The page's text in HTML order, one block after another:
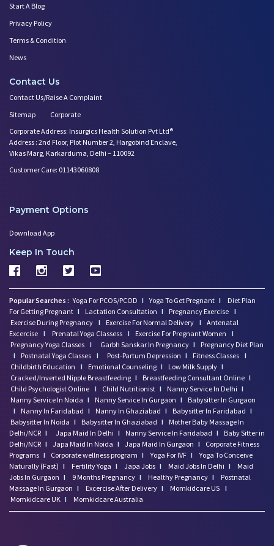
Start A Blog
Privacy Policy
Terms & Condition
News
Contact Us
Contact Us/Raise A Complaint
Sitemap
Corporate
Corporate Address: Insurgics Health Solution Pvt Ltd®
Address : 2nd Floor, Plot Number 2, Hargobind Enclave,
Vikas Marg, Karkarduma, Delhi – 110092
Customer Care: 01143060808
Payment Options
Download App
Keep In Touch
Popular Searches : Yoga For PCOS/PCOD I Yoga To Get Pregnant I
Diet Plan
For Getting Pregnant I Lactation Consultation I Pregnancy Exercise I
Exercise During Pregnancy I Exercise For Normal Delivery I Antenatal
Excercise I Prenatal Yoga Classess I Exercise For Pregnant Women
I
Pregnancy Yoga Classes I Garbh Sanskar In Pregnancy I
Pregnancy Diet Plan
I
Postnatal Yoga Classes I Post-Partum Depression I Fitness Classes I
Childbirth Education
I Emotional Counseling I Low Milk Supply I
Cracked/Inverted Nipple Breastfeeding I Breastfeeding Consultant Online I
Child Psychologist Online I Child Nutritionist I Nanny Service In Delhi I
Nanny Service In Noida I Nanny Service In Gurgaon I
Babysitter In Gurgaon
I
Nanny In Faridabad I Nanny In Ghaziabad I Babysitter In Faridabad I
Babysitter In Noida I Babysitter In Ghaziabad I
Mother Baby Massage In
Delhi/NCR I Japa Maid In Delhi I Nanny Service In Faridabad I
Baby Sitter in
Delhi/NCR I Japa Maid In Noida I Japa Maid In Gurgaon I
Corporate Fitness
Programs I Corporate wellness program I Yoga For IVF I
Yoga To Conceive
Naturally (Fast) I Fertility Yoga I Japa Jobs I Maid Jobs In Delhi I
Maid
Jobs In Gurgaon I 9 Months Pregnancy I Healthy Pregnancy I
Postnatal
Massage In Gurgaon I Excercise After Delivery I Momkidcare US I
Momkidcare UK I Momkidcare Australia